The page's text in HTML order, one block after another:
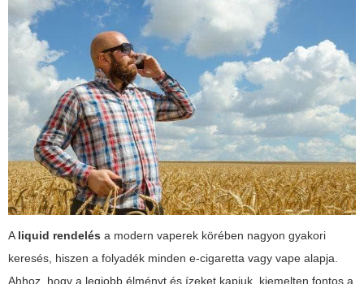
A liquid rendelés a modern vaperek körében nagyon gyakori
keresés, hiszen a folyadék minden e-cigaretta vagy vape alapja.
Ahhoz, hogy a legjobb élményt és ízeket kapjuk, kiemelten fontos a